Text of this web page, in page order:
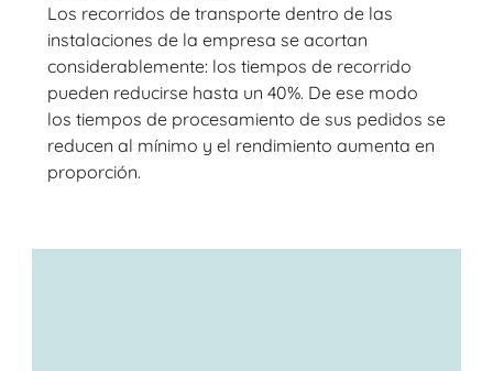
Los recorridos de transporte dentro de las
instalaciones de la empresa se acortan
considerablemente: los tiempos de recorrido
pueden reducirse hasta un 40%. De ese modo
los tiempos de procesamiento de sus pedidos se
reducen al mínimo y el rendimiento aumenta en
proporción.